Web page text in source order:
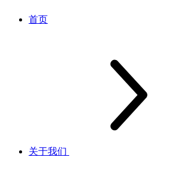
首页
关于我们